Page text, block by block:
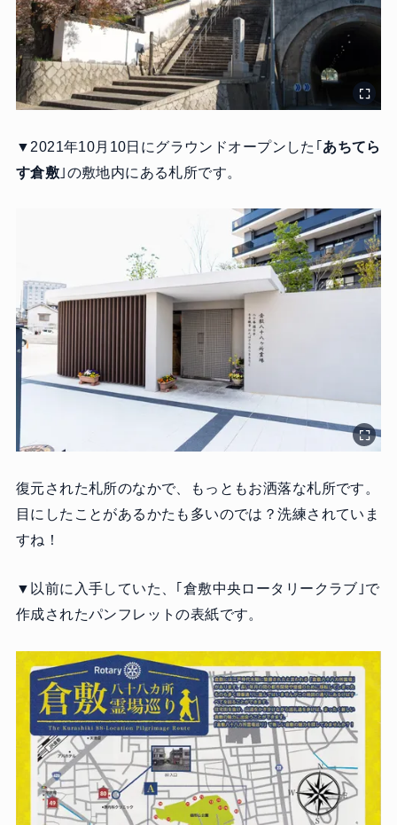
▼2021年10月10日にグラウンドオープンした｢あちてら
す倉敷 ｣の敷地内にある札所です。
復元された札所のなかで、もっともお洒落な札所です。
目にしたことがあるかたも多いのでは？洗練されていま
すね！
▼以前に入手していた、｢倉敷中央ロータリークラブ｣で
作成されたパンフレットの表紙です。